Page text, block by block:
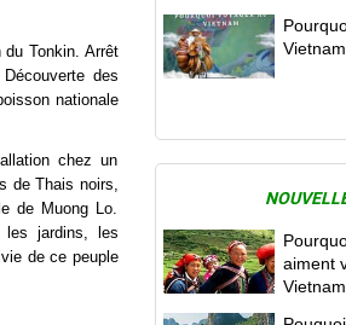
Tonkin. Arrêt
des
nationale
chez un
de Thais noirs,
de Muong Lo.
les jardins, les
de ce peuple
aiment
Vietnam